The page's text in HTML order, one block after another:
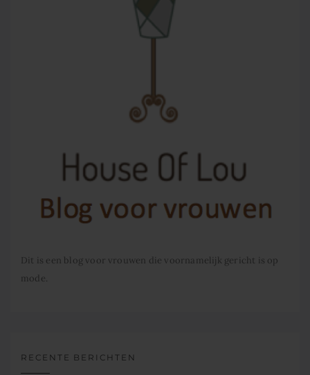
Dit is een blog voor vrouwen die voornamelijk gericht is op
mode.
RECENTE BERICHTEN